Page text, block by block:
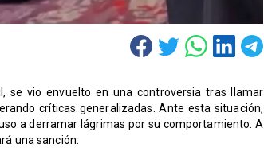
se vio envuelto en una controversia tras llamar
críticas generalizadas. Ante esta situación,
a derramar lágrimas por su comportamiento. A
una sanción.